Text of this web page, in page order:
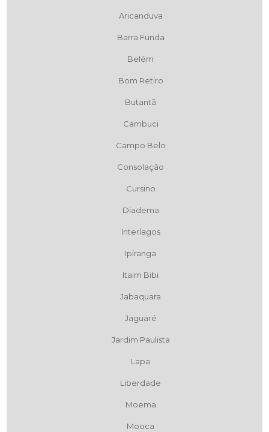
Aricanduva
Barra Funda
Belém
Bom Retiro
Butantã
Cambuci
Campo Belo
Consolação
Cursino
Diadema
Interlagos
Ipiranga
Itaim Bibi
Jabaquara
Jaguaré
Jardim Paulista
Lapa
Liberdade
Moema
Mooca